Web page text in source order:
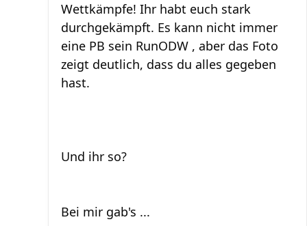
Wettkämpfe! Ihr habt euch stark
durchgekämpft. Es kann nicht immer
eine PB sein RunODW , aber das Foto
zeigt deutlich, dass du alles gegeben
hast.
Und ihr so?
Bei mir gab's ...